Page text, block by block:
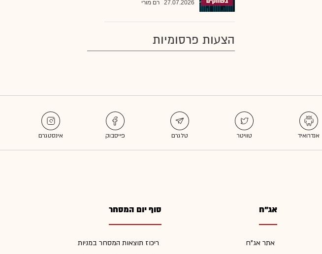
27.07.2026 רם מורי
הצעות פרסומיות
אג"ח
אתר אג"ח
סוף יום המסחר
ריכוז תוצאות המסחר במניות